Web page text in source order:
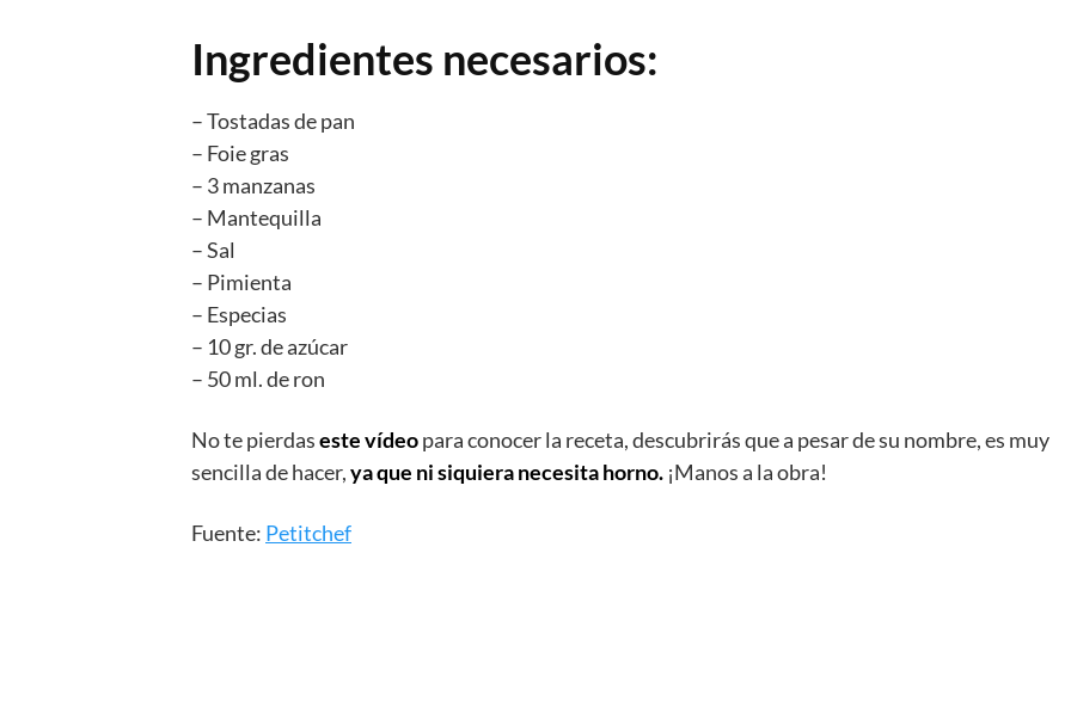
Ingredientes necesarios:
– Tostadas de pan
– Foie gras
– 3 manzanas
– Mantequilla
– Sal
– Pimienta
– Especias
– 10 gr. de azúcar
– 50 ml. de ron
No te pierdaseste vídeopara conocer la receta, descubrirás que a pesar de su nombre, es muy
sencilla de hacer,ya que ni siquiera necesita horno. ¡Manos a la obra!
Fuente: Petitchef